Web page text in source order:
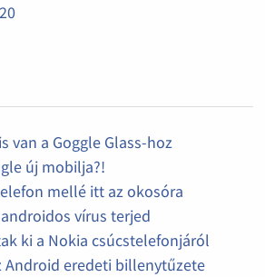
van a Goggle Glass-hoz
új mobilja?!
mellé itt az okosóra
vírus terjed
ki a Nokia csúcstelefonjáról
Android eredeti billenytűzete